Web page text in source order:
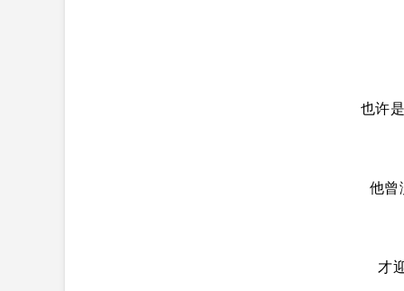
也许
他曾
才